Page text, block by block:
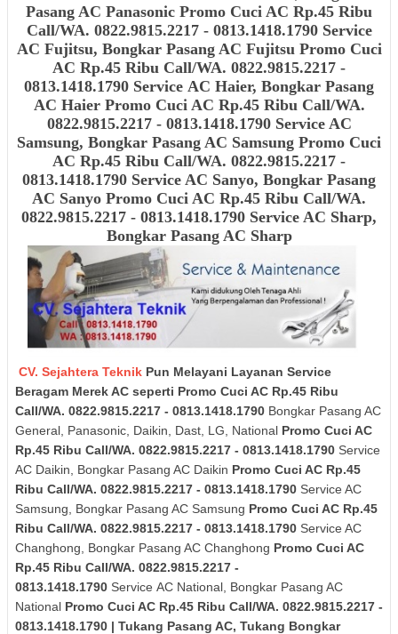
Pasang AC Panasonic Promo Cuci AC Rp.45 Ribu
Call/WA. 0822.9815.2217 - 0813.1418.1790 Service
AC Fujitsu, Bongkar Pasang AC Fujitsu Promo Cuci
AC Rp.45 Ribu Call/WA. 0822.9815.2217 -
0813.1418.1790 Service AC Haier, Bongkar Pasang
AC Haier Promo Cuci AC Rp.45 Ribu Call/WA.
0822.9815.2217 - 0813.1418.1790 Service AC
Samsung, Bongkar Pasang AC Samsung Promo Cuci
AC Rp.45 Ribu Call/WA. 0822.9815.2217 -
0813.1418.1790 Service AC Sanyo, Bongkar Pasang
AC Sanyo Promo Cuci AC Rp.45 Ribu Call/WA.
0822.9815.2217 - 0813.1418.1790 Service AC Sharp,
Bongkar Pasang AC Sharp
CV. Sejahtera Teknik Pun Melayani Layanan Service
Beragam Merek AC seperti Promo Cuci AC Rp.45 Ribu
Call/WA. 0822.9815.2217 - 0813.1418.1790 Bongkar Pasang AC
General, Panasonic, Daikin, Dast, LG, National Promo Cuci AC
Rp.45 Ribu Call/WA. 0822.9815.2217 - 0813.1418.1790 Service
AC Daikin, Bongkar Pasang AC Daikin Promo Cuci AC Rp.45
Ribu Call/WA. 0822.9815.2217 - 0813.1418.1790 Service AC
Samsung, Bongkar Pasang AC Samsung Promo Cuci AC Rp.45
Ribu Call/WA. 0822.9815.2217 - 0813.1418.1790 Service AC
Changhong, Bongkar Pasang AC Changhong Promo Cuci AC
Rp.45 Ribu Call/WA. 0822.9815.2217 -
0813.1418.1790 Service AC National, Bongkar Pasang AC
National Promo Cuci AC Rp.45 Ribu Call/WA. 0822.9815.2217 -
0813.1418.1790 | Tukang Pasang AC, Tukang Bongkar